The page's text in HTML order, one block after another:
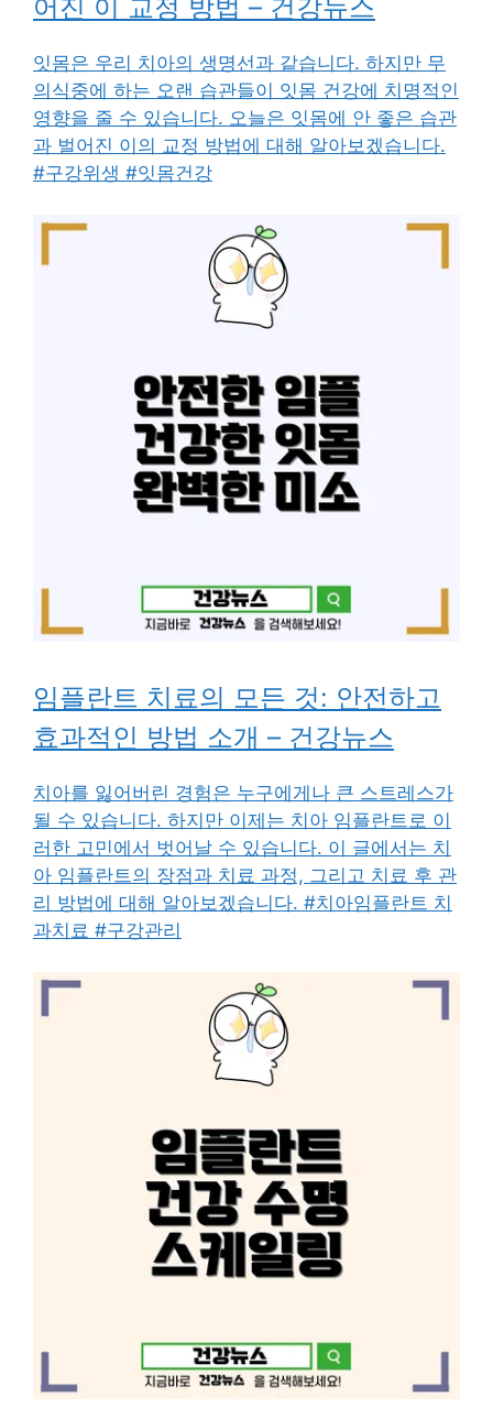
어진 이 교정 방법 – 건강뉴스
잇몸은 우리 치아의 생명선과 같습니다. 하지만 무
의식중에 하는 오랜 습관들이 잇몸 건강에 치명적인
영향을 줄 수 있습니다. 오늘은 잇몸에 안 좋은 습관
과 벌어진 이의 교정 방법에 대해 알아보겠습니다.
#구강위생 #잇몸건강
임플란트 치료의 모든 것: 안전하고
효과적인 방법 소개 – 건강뉴스
치아를 잃어버린 경험은 누구에게나 큰 스트레스가
될 수 있습니다. 하지만 이제는 치아 임플란트로 이
러한 고민에서 벗어날 수 있습니다. 이 글에서는 치
아 임플란트의 장점과 치료 과정, 그리고 치료 후 관
리 방법에 대해 알아보겠습니다. #치아임플란트 치
과치료 #구강관리